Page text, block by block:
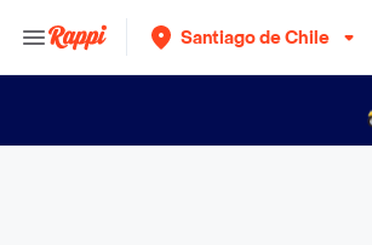
Santiago de Chile